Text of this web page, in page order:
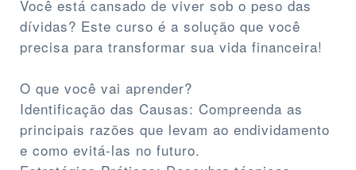
Você está cansado de viver sob o peso das
dívidas? Este curso é a solução que você
precisa para transformar sua vida financeira!
O que você vai aprender?
Identificação das Causas: Compreenda as
principais razões que levam ao endividamento
e como evitá-las no futuro.